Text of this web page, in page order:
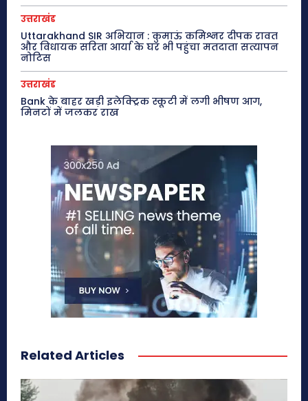
उत्तराखंड
Uttarakhand SIR अभियान : कुमाऊं कमिश्नर दीपक रावत
और विधायक सरिता आर्या के घर भी पहुंचा मतदाता सत्यापन
नोटिस
उत्तराखंड
Bank के बाहर खड़ी इलेक्ट्रिक स्कूटी में लगी भीषण आग,
मिनटों में जलकर राख
Related Articles